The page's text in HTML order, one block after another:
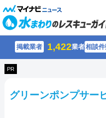
掲載業者 1,422業者相談
PR
グリーンポンプサー